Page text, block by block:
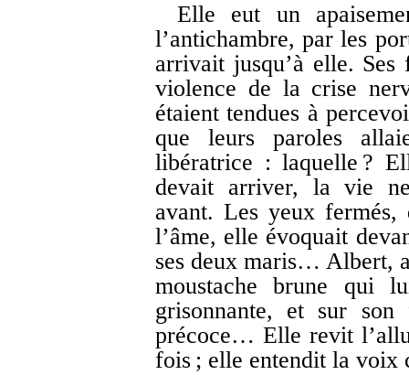
Elle eut un
l’antichambre, par les
arrivait jusqu’à elle. Ses
violence de la crise
étaient tendues à
que leurs paroles
libératrice : laquelle ?
devait arriver, la vie
avant. Les yeux fermés,
l’âme, elle évoquait
ses deux maris… Albert,
moustache brune qui
grisonnante, et sur
précoce… Elle revit
fois ; elle entendit la voix